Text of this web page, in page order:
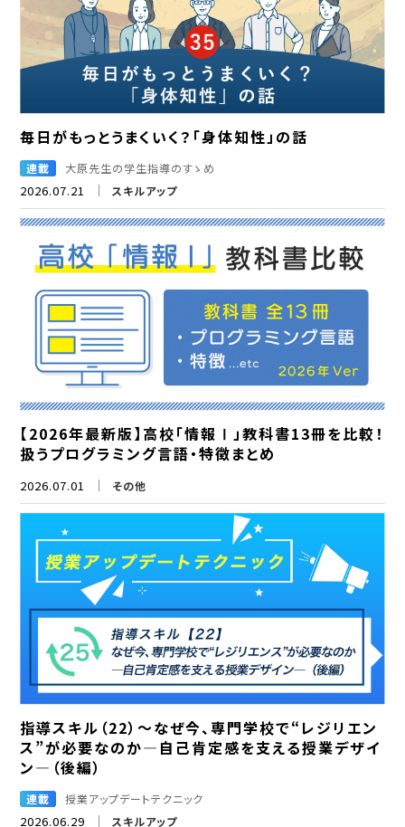
毎日がもっとうまくいく？「身体知性」の話
2026.07.21 スキルアップ
連載 大原先生の学生指導のすゝめ
【2026年最新版】高校「情報Ⅰ」教科書13冊を比較！
扱うプログラミング言語・特徴まとめ
2026.07.01 その他
指導スキル（22）～なぜ今、専門学校で“レジリエン
ス”が必要なのか―自己肯定感を支える授業デザイ
ン―（後編）
2026.06.29 スキルアップ
連載 授業アップデートテクニック